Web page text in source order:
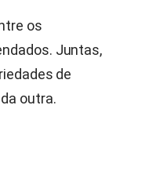
os
Juntas,
de
outra.